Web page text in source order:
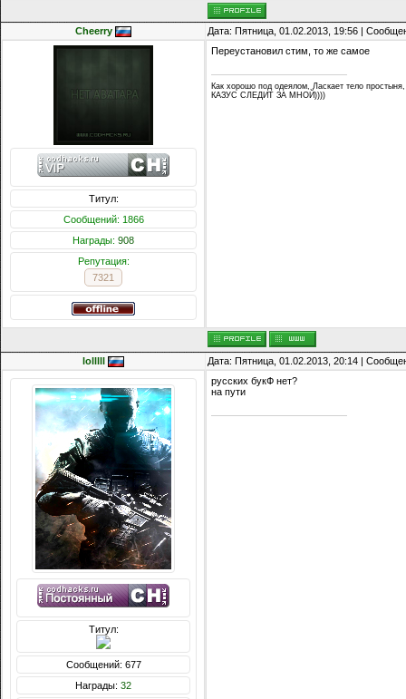
Cheerry Дата: Пятница, 01.02.2013, 19:56 |
Титул:
Сообщений: 1866
Награды: 908
Репутация:
7321
Переустановил стим, то же самое
Как хорошо под одеялом, Ласкает тело
КАЗУС СЛЕДИТ ЗА МНОЙ))))
lolllll Дата: Пятница, 01.02.2013, 20:14 |
Титул:
Сообщений: 677
Награды: 32
русских букФ нет?
на пути